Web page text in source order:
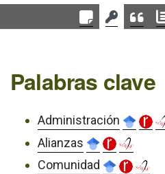
Palabras clave
Administración
Alianzas
Comunidad